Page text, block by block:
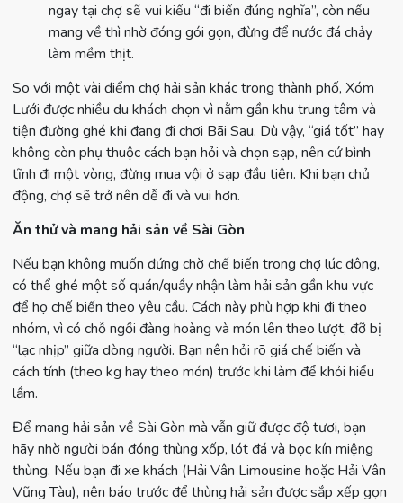
ngay tại chợ sẽ vui kiểu “đi biển đúng nghĩa”, còn nếu
mang về thì nhờ đóng gói gọn, đừng để nước đá chảy
làm mềm thịt.
So với một vài điểm chợ hải sản khác trong thành phố, Xóm
Lưới được nhiều du khách chọn vì nằm gần khu trung tâm và
tiện đường ghé khi đang đi chơi Bãi Sau. Dù vậy, “giá tốt” hay
không còn phụ thuộc cách bạn hỏi và chọn sạp, nên cứ bình
tĩnh đi một vòng, đừng mua vội ở sạp đầu tiên. Khi bạn chủ
động, chợ sẽ trở nên dễ đi và vui hơn.
Ăn thử và mang hải sản về Sài Gòn
Nếu bạn không muốn đứng chờ chế biến trong chợ lúc đông,
có thể ghé một số quán/quầy nhận làm hải sản gần khu vực
để họ chế biến theo yêu cầu. Cách này phù hợp khi đi theo
nhóm, vì có chỗ ngồi đàng hoàng và món lên theo lượt, đỡ bị
“lạc nhịp” giữa dòng người. Bạn nên hỏi rõ giá chế biến và
cách tính (theo kg hay theo món) trước khi làm để khỏi hiểu
lầm.
Để mang hải sản về Sài Gòn mà vẫn giữ được độ tươi, bạn
hãy nhờ người bán đóng thùng xốp, lót đá và bọc kín miệng
thùng. Nếu bạn đi xe khách (Hải Vân Limousine hoặc Hải Vân
Vũng Tàu), nên báo trước để thùng hải sản được sắp xếp gọn